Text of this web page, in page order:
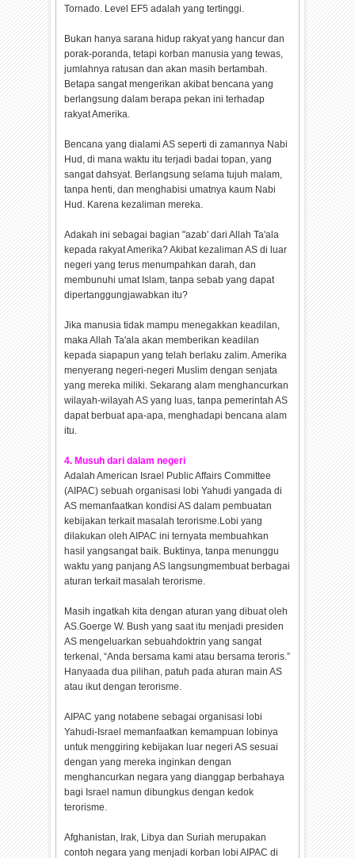
Tornado. Level EF5 adalah yang tertinggi.
Bukan hanya sarana hidup rakyat yang hancur dan
porak-poranda, tetapi korban manusia yang tewas,
jumlahnya ratusan dan akan masih bertambah.
Betapa sangat mengerikan akibat bencana yang
berlangsung dalam berapa pekan ini terhadap
rakyat Amerika.
Bencana yang dialami AS seperti di zamannya Nabi
Hud, di mana waktu itu terjadi badai topan, yang
sangat dahsyat. Berlangsung selama tujuh malam,
tanpa henti, dan menghabisi umatnya kaum Nabi
Hud. Karena kezaliman mereka.
Adakah ini sebagai bagian "azab' dari Allah Ta'ala
kepada rakyat Amerika? Akibat kezaliman AS di luar
negeri yang terus menumpahkan darah, dan
membunuhi umat Islam, tanpa sebab yang dapat
dipertanggungjawabkan itu?
Jika manusia tidak mampu menegakkan keadilan,
maka Allah Ta'ala akan memberikan keadilan
kepada siapapun yang telah berlaku zalim. Amerika
menyerang negeri-negeri Muslim dengan senjata
yang mereka miliki. Sekarang alam menghancurkan
wilayah-wilayah AS yang luas, tanpa pemerintah AS
dapat berbuat apa-apa, menghadapi bencana alam
itu.
4. Musuh dari dalam negeri
Adalah American Israel Public Affairs Committee
(AIPAC) sebuah organisasi lobi Yahudi yangada di
AS memanfaatkan kondisi AS dalam pembuatan
kebijakan terkait masalah terorisme.Lobi yang
dilakukan oleh AIPAC ini ternyata membuahkan
hasil yangsangat baik. Buktinya, tanpa menunggu
waktu yang panjang AS langsungmembuat berbagai
aturan terkait masalah terorisme.
Masih ingatkah kita dengan aturan yang dibuat oleh
AS.Goerge W. Bush yang saat itu menjadi presiden
AS mengeluarkan sebuahdoktrin yang sangat
terkenal, “Anda bersama kami atau bersama teroris.”
Hanyaada dua pilihan, patuh pada aturan main AS
atau ikut dengan terorisme.
AIPAC yang notabene sebagai organisasi lobi
Yahudi-Israel memanfaatkan kemampuan lobinya
untuk menggiring kebijakan luar negeri AS sesuai
dengan yang mereka inginkan dengan
menghancurkan negara yang dianggap berbahaya
bagi Israel namun dibungkus dengan kedok
terorisme.
Afghanistan, Irak, Libya dan Suriah merupakan
contoh negara yang menjadi korban lobi AIPAC di